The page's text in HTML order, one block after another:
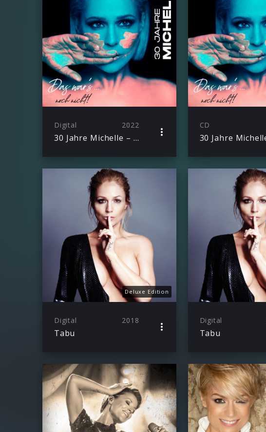
Digital 2022
30 Jahre Michelle – Das war’s noch nicht!
CD
Deluxe Edition
Digital 2018
Tabu
Digital
Tabu